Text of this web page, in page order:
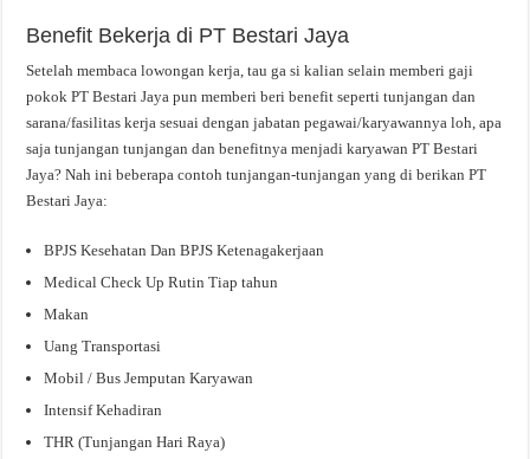
Benefit Bekerja di PT Bestari Jaya
Setelah membaca lowongan kerja, tau ga si kalian selain memberi gaji
pokok PT Bestari Jaya pun memberi beri benefit seperti tunjangan dan
sarana/fasilitas kerja sesuai dengan jabatan pegawai/karyawannya loh, apa
saja tunjangan tunjangan dan benefitnya menjadi karyawan PT Bestari
Jaya? Nah ini beberapa contoh tunjangan-tunjangan yang di berikan PT
Bestari Jaya:
BPJS Kesehatan Dan BPJS Ketenagakerjaan
Medical Check Up Rutin Tiap tahun
Makan
Uang Transportasi
Mobil / Bus Jemputan Karyawan
Intensif Kehadiran
THR (Tunjangan Hari Raya)